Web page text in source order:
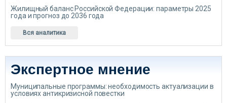
Жилищный баланс Российской Федерации: параметры 2025
года и прогноз до 2036 года
Вся аналитика
Экспертное мнение
Муниципальные программы: необходимость актуализации в
условиях антикризисной повестки